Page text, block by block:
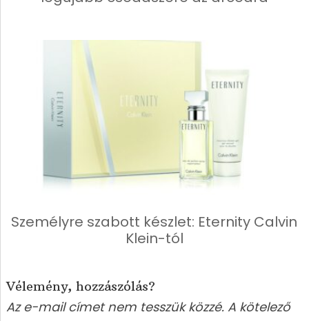
Személyre szabott készlet: Eternity Calvin
Klein-tól
Vélemény, hozzászólás?
Az e-mail címet nem tesszük közzé. A kötelező